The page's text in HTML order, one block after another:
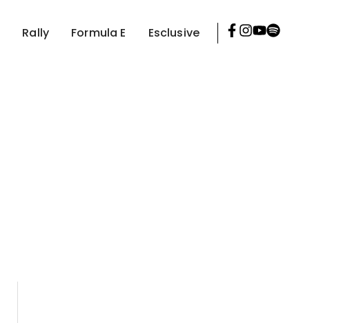
Rally Formula E Esclusive